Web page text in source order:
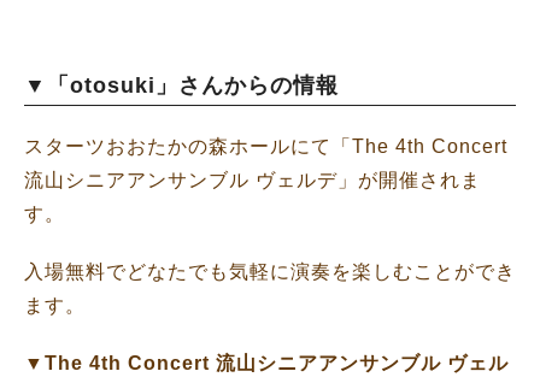
▼「otosuki」さんからの情報
スターツおおたかの森ホールにて「 The 4th Concert
流山シニアアンサンブル ヴェルデ」が開催されま
す。
入場無料でどなたでも気軽に演奏を楽しむことができ
ます。
▼ The 4th Concert 流山シニアアンサンブル ヴェル